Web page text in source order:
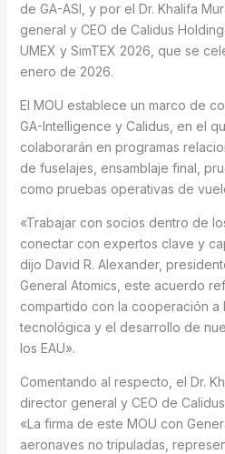
de GA-ASI, y por el Dr. Khalifa
general y CEO de Calidus
UMEX y SimTEX 2026, que se
enero de 2026.
El MOU establece un marco de
GA-Intelligence y Calidus, en el
colaborarán en programas
de fuselajes, ensamblaje final,
como pruebas operativas de
«Trabajar con socios dentro de
conectar con expertos clave y
dijo David R. Alexander,
General Atomics, este acuerdo
compartido con la cooperación a
tecnológica y el desarrollo de
los EAU».
Comentando al respecto, el Dr.
director general y CEO de
«La firma de este MOU con
aeronaves no tripuladas,